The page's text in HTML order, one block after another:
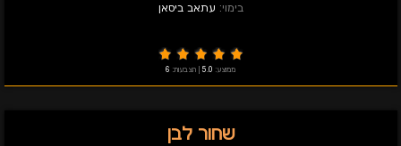
בימוי: עתאב ביסאן
ממוצע: 5.0 הצבעות: 6
שחור לבן